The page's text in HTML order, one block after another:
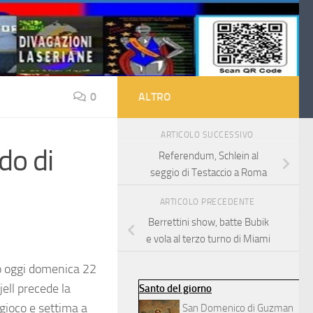
0
di
oggi domenica 22
precede la
e settima a
ALTRO
ARTICOLO SUCCESSIVO
Referendum, Schlein al
seggio di Testaccio a Roma
ARTICOLO PRECEDENTE
Berrettini show, batte Bubik
e vola al terzo turno di Miami
Santo del giorno
San Domenico di Guzman